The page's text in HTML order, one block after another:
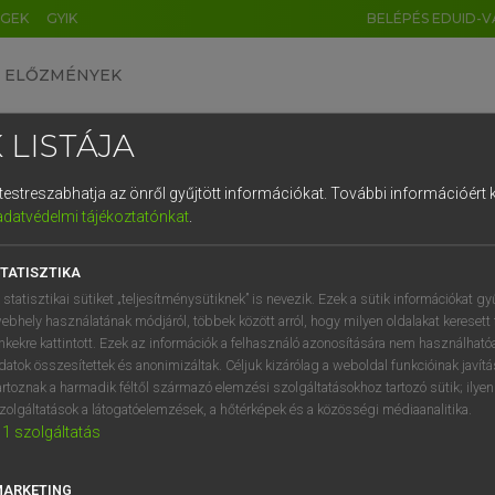
GYIK BELÉPÉS EDUID-
ELŐZMÉNYEK
angol szótár
day fn tanévzáró ünnepély
daykeresése szótárainkban
LISTÁJA
az önről gyűjtött információkat. További információért
tájékoztatónkat.
statisztikai sütiket „teljesítménysütiknek” is nevezik. Ezek a sütik információkat
használatának módjáról, többek között arról, hogy milyen oldalakat keresett
kattintott. Ezek az információk a felhasználó azonosítására nem
összesítettek és anonimizáltak. Céljuk kizárólag a weboldal funkcióinak
a harmadik féltől származó elemzési szolgáltatásokhoz tartozó sütik;
a látogatóelemzések, a hőtérképek és a közösségi médiaanalitika.
1 szolgáltatás
DE CN FR ES IT NL
1 2 3 4 5 6 7 8 9
q w e r t z u i
a s d f g h j k l é
í y x c v b n m , .